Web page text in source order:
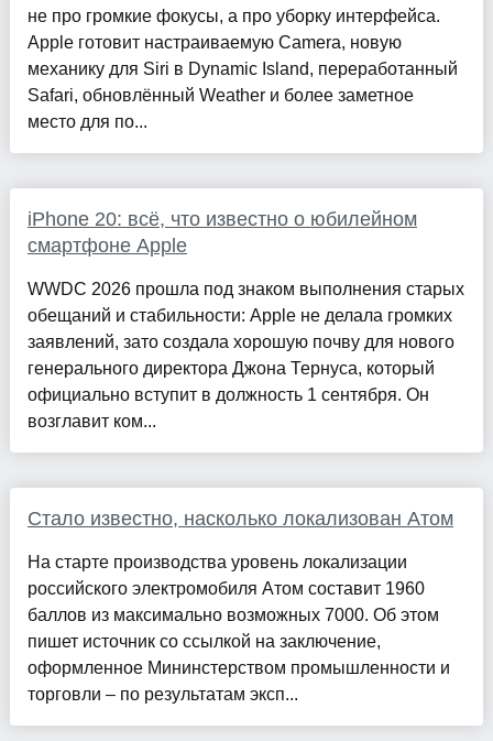
не про громкие фокусы, а про уборку интерфейса.
Apple готовит настраиваемую Camera, новую
механику для Siri в Dynamic Island, переработанный
Safari, обновлённый Weather и более заметное
место для по...
iPhone 20: всё, что известно о юбилейном
смартфоне Apple
WWDC 2026 прошла под знаком выполнения старых
обещаний и стабильности: Apple не делала громких
заявлений, зато создала хорошую почву для нового
генерального директора Джона Тернуса, который
официально вступит в должность 1 сентября. Он
возглавит ком...
Стало известно, насколько локализован Атом
На старте производства уровень локализации
российского электромобиля Атом составит 1960
баллов из максимально возможных 7000. Об этом
пишет источник со ссылкой на заключение,
оформленное Мининстерством промышленности и
торговли – по результатам эксп...